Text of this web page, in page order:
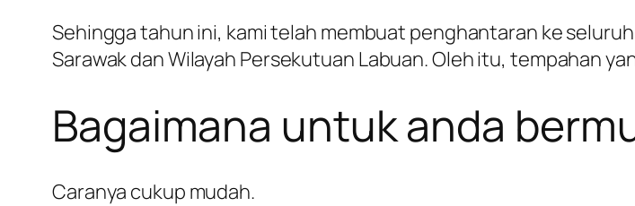
Sehingga tahun ini, kami telah membuat penghantaran ke
Sarawak dan Wilayah Persekutuan Labuan. Oleh itu, tempahan
Bagaimana untuk anda
Caranya cukup mudah.